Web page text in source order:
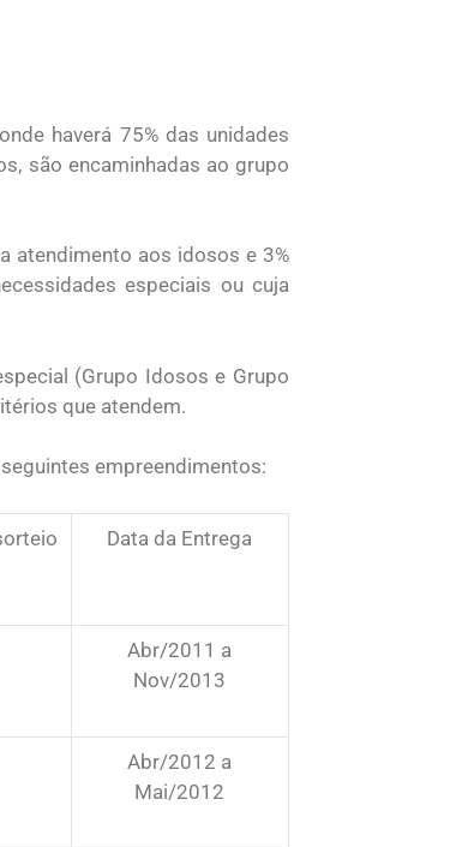
haverá 75% das unidades
são encaminhadas ao grupo
atendimento aos idosos e 3%
especiais ou cuja
(Grupo Idosos e Grupo
que atendem.
empreendimentos:
Data da Entrega
Abr/2011 a
Nov/2013
Abr/2012 a
Mai/2012